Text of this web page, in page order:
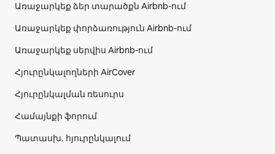
Առաջարկեք ձեր տարածքն Airbnb-ում
Առաջարկեք փորձառություն Airbnb-ում
Առաջարկեք սերվիս Airbnb-ում
Հյուրընկալողների AirCover
Հյուրընկալման ռեսուրս
Համայնքի ֆորում
Պատասխ․ հյուրընկալում